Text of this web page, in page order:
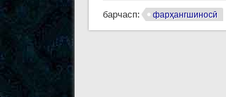
барчасп: фарҳангшиносӣ